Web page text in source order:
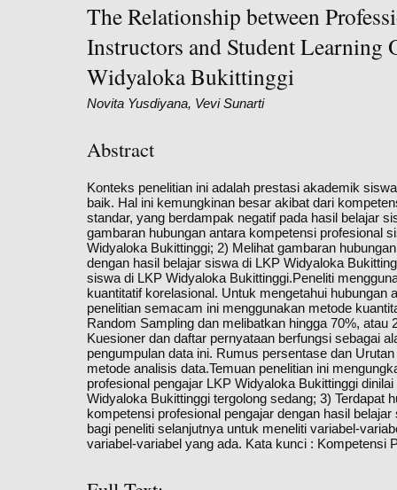
The Relationship between
Instructors and Student Learning
Widyaloka Bukittinggi
Novita Yusdiyana, Vevi Sunarti
Abstract
Konteks penelitian ini adalah prestasi akademik
baik. Hal ini kemungkinan besar akibat dari
standar, yang berdampak negatif pada hasil belajar
gambaran hubungan antara kompetensi profesional
Widyaloka Bukittinggi; 2) Melihat gambaran
dengan hasil belajar siswa di LKP Widyaloka
siswa di LKP Widyaloka Bukittinggi.Peneliti
kuantitatif korelasional. Untuk mengetahui hubungan
penelitian semacam ini menggunakan metode
Random Sampling dan melibatkan hingga 70%, atau
Kuesioner dan daftar pernyataan berfungsi sebagai
pengumpulan data ini. Rumus persentase dan
metode analisis data.Temuan penelitian ini
profesional pengajar LKP Widyaloka Bukittinggi
Widyaloka Bukittinggi tergolong sedang; 3) Terdapat
kompetensi profesional pengajar dengan hasil
bagi peneliti selanjutnya untuk meneliti variabel-
variabel-variabel yang ada. Kata kunci : Kompetensi